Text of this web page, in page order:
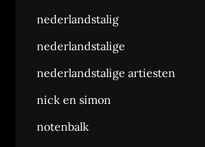
nederlandstalig
nederlandstalige
nederlandstalige artiesten
nick en simon
notenbalk